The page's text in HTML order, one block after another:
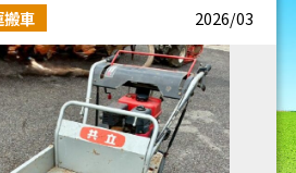
搬車 2026/03